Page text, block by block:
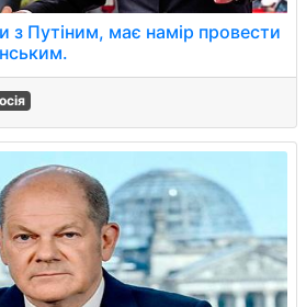
з Путіним, має намір провести